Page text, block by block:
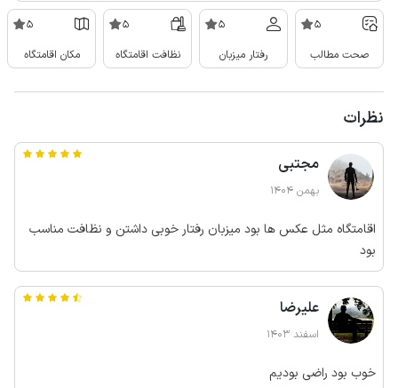
5
صحت مطالب
5
رفتار میزبان
5
نظافت اقامتگاه
5
مکان اقامتگاه
نظرات
مجتبی
بهمن 1404
اقامتگاه مثل عکس ها بود میزبان رفتار خوبی داشتن و نظافت مناسب
بود
علیرضا
اسفند 1403
خوب بود راضی بودیم